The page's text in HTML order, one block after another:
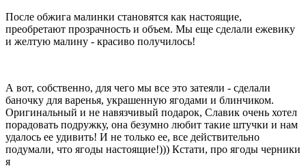
После обжига малинки становятся как настоящие,
преобретают прозрачность и объем. Мы еще сделали ежевику
и желтую малину - красиво получилось!
А вот, собственно, для чего мы все это затеяли - сделали
баночку для варенья, украшенную ягодами и блинчиком.
Оригинальный и не навязчивый подарок, Славик очень хотел
порадовать подружку, она безумно любит такие штучки и нам
удалось ее удивить! И не только ее, все действительно
подумали, что ягоды настоящие!))) Кстати, про ягоды черники
я